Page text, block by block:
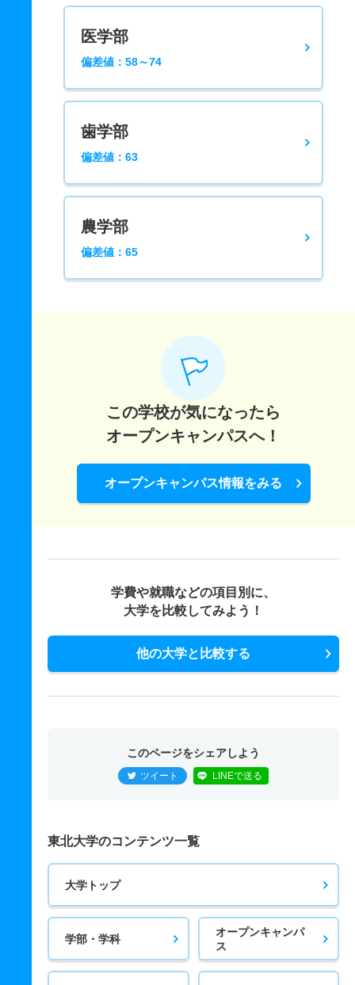
医学部
偏差値：58～74
歯学部
偏差値：63
農学部
偏差値：65
この学校が気になったら
オープンキャンパスへ！
オープンキャンパス情報をみる
学費や就職などの項目別に、
大学を比較してみよう！
他の大学と比較する
このページをシェアしよう
ツイート LINEで送る
東北大学のコンテンツ一覧
大学トップ
学部・学科
オープンキャンパ
ス